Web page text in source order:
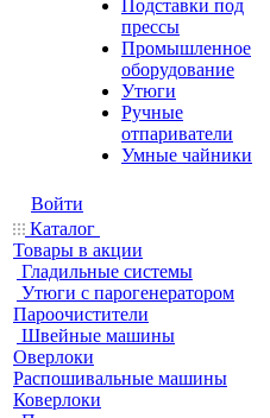
Подставки под
прессы
Промышленное
оборудование
Утюги
Ручные
отпариватели
Умные чайники
Войти
Каталог
Товары в акции
Гладильные системы
Утюги с парогенератором
Пароочистители
Швейные машины
Оверлоки
Распошивальные машины
Коверлоки